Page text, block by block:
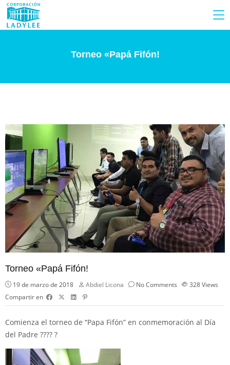
Torneo «Papá Fifón!
Torneo «Papá Fifón!
19 de marzo de 2018 Abdiel Licona No Comments 328Views
Compartir en
Comienza el torneo de “Papa Fifón” en conmemoración al Día
del Padre ???? ?